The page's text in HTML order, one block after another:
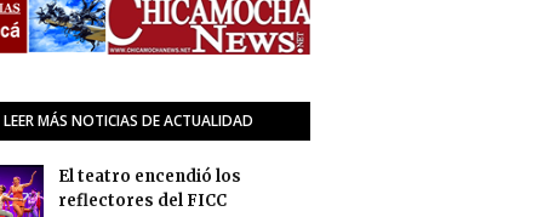
LEER MÁS NOTICIAS DE ACTUALIDAD
El teatro encendió los
reflectores del FICC